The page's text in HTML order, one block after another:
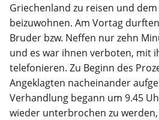
Griechenland zu reisen und dem
beizuwohnen. Am Vortag
Bruder bzw. Neffen nur zehn
und es war ihnen verboten, mit
telefonieren. Zu Beginn des
Angeklagten nacheinander
Verhandlung begann um 9.45
wieder unterbrochen zu